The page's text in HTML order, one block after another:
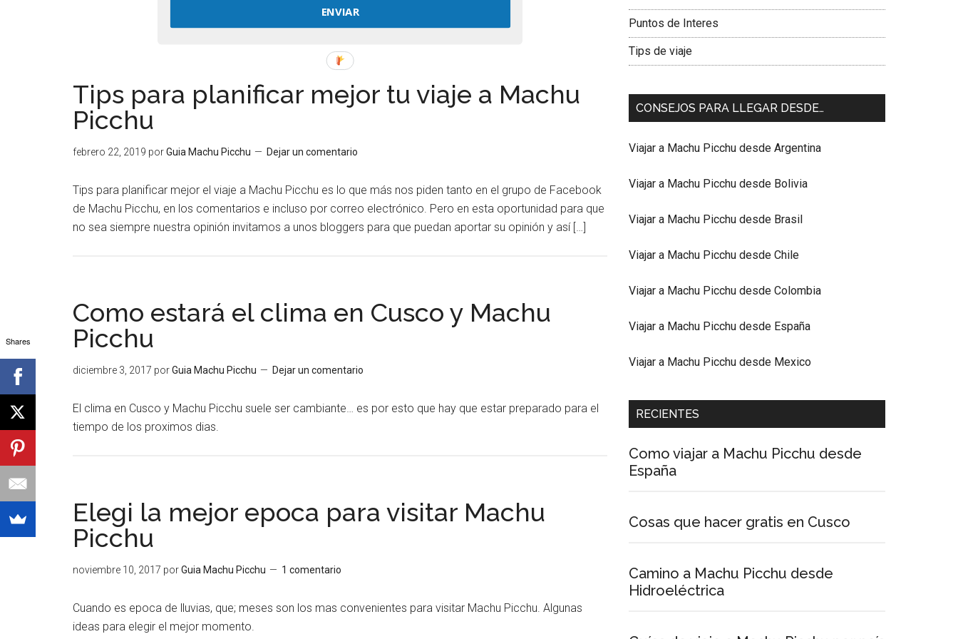
ENVIAR
Tips para planificar mejor tu viaje a Machu
Picchu
febrero 22, 2019 porGuia Machu Picchu Dejar un comentario
Tips para planificar mejor el viaje a Machu Picchu es lo que más nos piden tanto en el grupo de Facebook
de Machu Picchu, en los comentarios e incluso por correo electrónico. Pero en esta oportunidad para que
no sea siempre nuestra opinión invitamos a unos bloggers para que puedan aportar su opinión y así […]
Como estará el clima en Cusco y Machu
Picchu
diciembre 3, 2017 porGuia Machu Picchu Dejar un comentario
El clima en Cusco y Machu Picchu suele ser cambiante… es por esto que hay que estar preparado para el
tiempo de los proximos dias.
Elegi la mejor epoca para visitar Machu
Picchu
noviembre 10, 2017 porGuia Machu Picchu 1 comentario
Cuando es epoca de lluvias, que; meses son los mas convenientes para visitar Machu Picchu. Algunas
ideas para elegir el mejor momento.
Puntos de Interes
Tips de viaje
CONSEJOS PARA LLEGAR DESDE…
Viajar a Machu Picchu desde Argentina
Viajar a Machu Picchu desde Bolivia
Viajar a Machu Picchu desde Brasil
Viajar a Machu Picchu desde Chile
Viajar a Machu Picchu desde Colombia
Viajar a Machu Picchu desde España
Viajar a Machu Picchu desde Mexico
RECIENTES
Como viajar a Machu Picchu desde
España
Cosas que hacer gratis en Cusco
Camino a Machu Picchu desde
Hidroeléctrica
Shares